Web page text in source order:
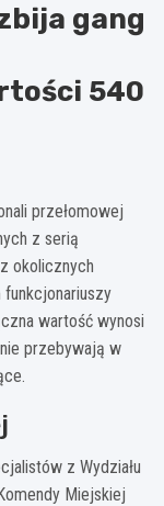
gang
540
przełomowej
z serią
okolicznych
wartość wynosi
przebywają w
z Wydziału
Miejskiej